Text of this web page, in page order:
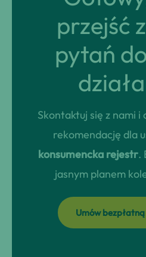
przejść
pytań
Skontaktuj się z nami
rekomendację dla
konsumencka rejestr.
jasnym planem
Umów